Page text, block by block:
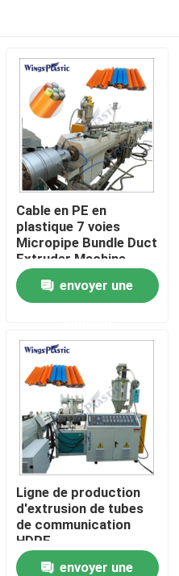
de tuyau
de tuyau
Cable en PE en
plastique 7 voies
Micropipe Bundle Duct
Extruder Machine
Machine d'extrusion
de tuyaux en plastique
envoyer une
Ligne de production
d'extrusion de tubes
de communication
HDPE
envoyer une